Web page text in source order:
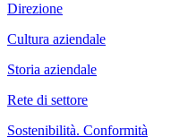
Direzione
Cultura aziendale
Storia aziendale
Rete di settore
Sostenibilità. Conformità